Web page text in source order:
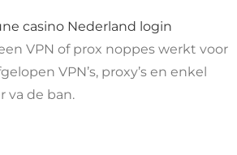
casino Nederland login
VPN of prox noppes werkt voor
VPN’s, proxy’s en enkel
va de ban.